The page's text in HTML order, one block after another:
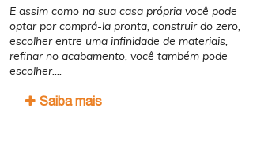
E assim como na sua casa própria você pode
optar por comprá-la pronta, construir do zero,
escolher entre uma infinidade de materiais,
refinar no acabamento, você também pode
escolher....
Saiba mais